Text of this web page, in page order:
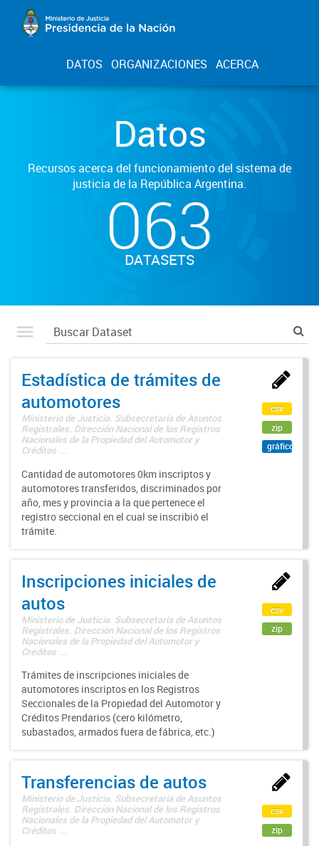
DATOS ORGANIZACIONES ACERCA
Datos
Recursos acerca del funcionamiento del sistema de
justicia de la República Argentina.
063
DATASETS
Estadística de trámites de
automotores
Ministerio de Justicia. Subsecretaría de Asuntos
Registrales. Dirección Nacional de los Registros
Nacionales de la Propiedad del Automotor y
Créditos ...
Cantidad de automotores 0km inscriptos y
automotores transferidos, discriminados por
año, mes y provincia a la que pertenece el
registro seccional en el cual se inscribió el
trámite.
csv
zip
gráfico
Inscripciones iniciales de
autos
Ministerio de Justicia. Subsecretaría de Asuntos
Registrales. Dirección Nacional de los Registros
Nacionales de la Propiedad del Automotor y
Créditos ...
Trámites de inscripciones iniciales de
automotores inscriptos en los Registros
Seccionales de la Propiedad del Automotor y
Créditos Prendarios (cero kilómetro,
subastados, armados fuera de fábrica, etc.)
csv
zip
Transferencias de autos
Ministerio de Justicia. Subsecretaría de Asuntos
Registrales. Dirección Nacional de los Registros
Nacionales de la Propiedad del Automotor y
Créditos ...
csv
zip